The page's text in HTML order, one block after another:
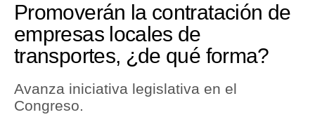
Economía
Mercados
Política
Promoverán la contratación de
empresas locales de
transportes, ¿de qué forma?
Avanza iniciativa legislativa en el
Congreso.